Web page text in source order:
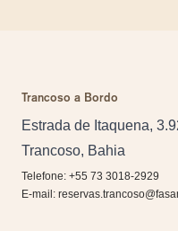
Trancoso a Bordo
Estrada de Itaquena,
Trancoso, Bahia
Telefone: +55 73 3018-2929
E-mail: